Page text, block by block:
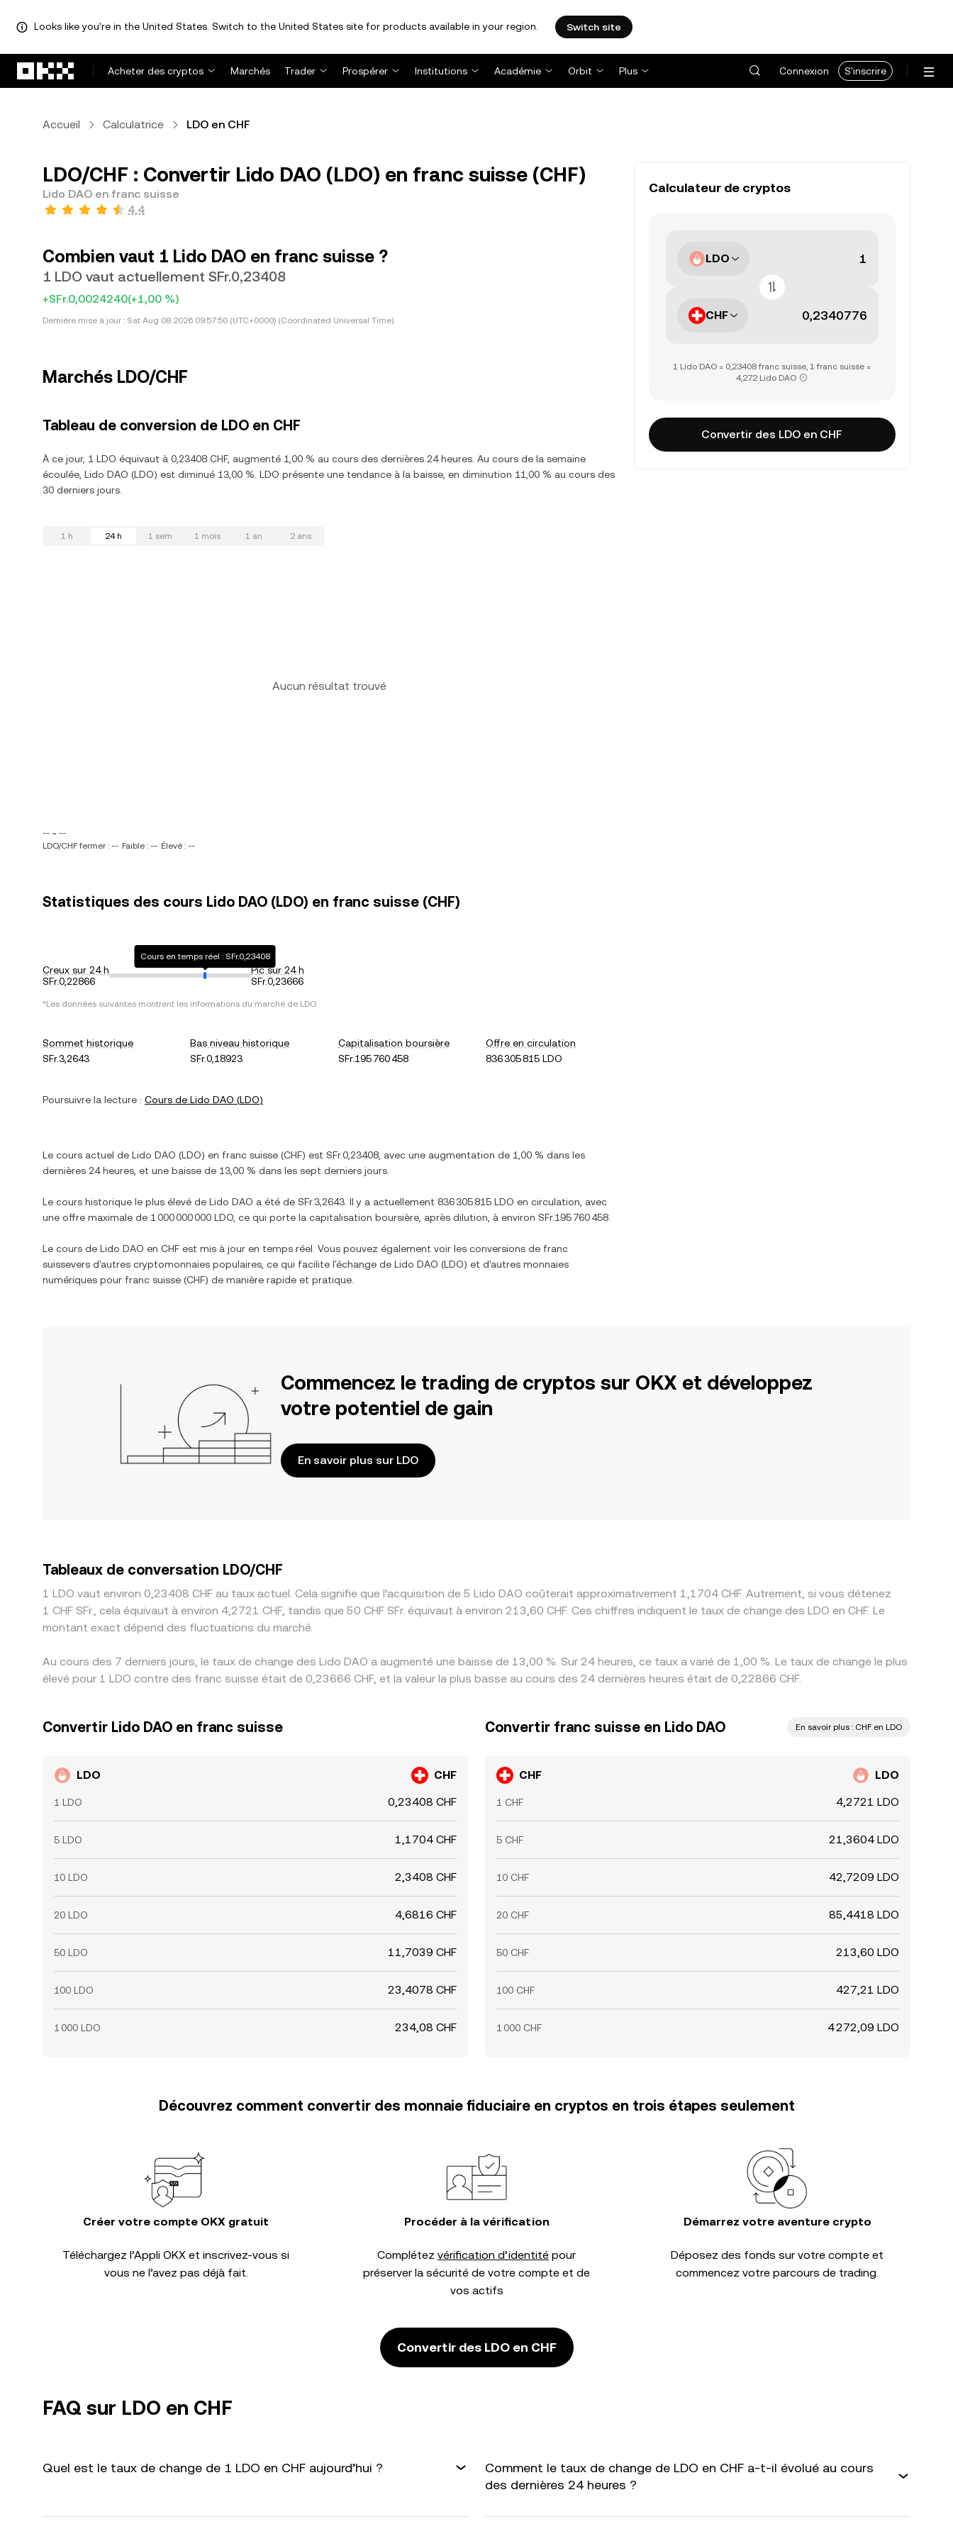
Looks like you're in the United States. Switch to the United States site for products available in your region. Switch site
Acheter des cryptos
Marchés Trader Prospérer Institutions Académie Orbit Plus Connexion S'inscrire
Accueil Calculatrice LDO en CHF
LDO/CHF : Convertir Lido DAO (LDO) en franc suisse (CHF)
Lido DAO en franc suisse
4,4
Combien vaut 1 Lido DAO en franc suisse ?
1 LDO vaut actuellement SFr.0,23408
+SFr.0,0024240(+1,00 %)
Dernière mise à jour : Sat Aug 08 2026 09:57:50 (UTC+0000) (Coordinated Universal Time)
Marchés LDO/CHF
Tableau de conversion de LDO en CHF
À ce jour, 1 LDO équivaut à 0,23408 CHF, augmenté 1,00 % au cours des dernières 24 heures. Au cours de la semaine
écoulée, Lido DAO (LDO) est diminué 13,00 %. LDO présente une tendance à la baisse, en diminution 11,00 % au cours des
30 derniers jours.
1 h 24 h 1 sem 1 mois 1 an 2 ans
Aucun résultat trouvé
-- ~ --
LDO/CHF fermer : -- Faible : -- Élevé : --
Statistiques des cours Lido DAO (LDO) en franc suisse (CHF)
Creux sur 24 h
SFr.0,22866
Cours en temps réel : SFr.0,23408
Pic sur 24 h
SFr.0,23666
*Les données suivantes montrent les informations du marché de LDO.
Sommet historique
SFr.3,2643
Bas niveau historique
SFr.0,18923
Capitalisation boursière
SFr.195 760 458
Offre en circulation
836 305 815 LDO
Poursuivre la lecture : Cours de Lido DAO (LDO)
Le cours actuel de Lido DAO (LDO) en franc suisse (CHF) est SFr.0,23408 , avec une augmentation de 1,00 % dans les
dernières 24 heures, et une baisse de 13,00 % dans les sept derniers jours.
Le cours historique le plus élevé de Lido DAO a été de SFr.3,2643 . Il y a actuellement 836 305 815 LDO en circulation, avec
une offre maximale de 1 000 000 000 LDO , ce qui porte la capitalisation boursière, après dilution, à environ SFr.195 760 458
Le cours de Lido DAO en CHF est mis à jour en temps réel. Vous pouvez également voir les conversions de franc
suissevers d'autres cryptomonnaies populaires, ce qui facilite l'échange de Lido DAO (LDO) et d'autres monnaies
numériques pour franc suisse (CHF) de manière rapide et pratique.
Calculateur de cryptos
LDO
CHF
1 Lido DAO = 0,23408 franc suisse, 1 franc suisse =
4,272 Lido DAO
Convertir des LDO en CHF
Commencez le trading de cryptos sur OKX et développez
votre potentiel de gain
En savoir plus sur LDO
Tableaux de conversation LDO/CHF
1 LDO vaut environ 0,23408 CHF au taux actuel. Cela signifie que l’acquisition de 5 Lido DAO coûterait approximativement 1,1704 CHF. Autrement, si vous détenez
1 CHF SFr., cela équivaut à environ 4,2721 CHF, tandis que 50 CHF SFr. équivaut à environ 213,60 CHF. Ces chiffres indiquent le taux de change des LDO en CHF. Le
montant exact dépend des fluctuations du marché.
Au cours des 7 derniers jours, le taux de change des Lido DAO a augmenté une baisse de 13,00 %. Sur 24 heures, ce taux a varié de 1,00 %. Le taux de change le plus
élevé pour 1 LDO contre des franc suisse était de 0,23666 CHF, et la valeur la plus basse au cours des 24 dernières heures était de 0,22866 CHF.
Convertir Lido DAO en franc suisse
LDO CHF
1 LDO 0,23408 CHF
5 LDO 1,1704 CHF
10 LDO 2,3408 CHF
20 LDO 4,6816 CHF
50 LDO 11,7039 CHF
100 LDO 23,4078 CHF
1 000 LDO 234,08 CHF
Convertir franc suisse en Lido DAO En savoir plus : CHF en LDO
CHF LDO
1 CHF 4,2721 LDO
5 CHF 21,3604 LDO
10 CHF 42,7209 LDO
20 CHF 85,4418 LDO
50 CHF 213,60 LDO
100 CHF 427,21 LDO
1 000 CHF 4 272,09 LDO
Découvrez comment convertir des monnaie fiduciaire en cryptos en trois étapes seulement
Créer votre compte OKX gratuit
Téléchargez l’Appli OKX et inscrivez-vous si
vous ne l’avez pas déjà fait.
Procéder à la vérification
Complétez vérification d’identité pour
préserver la sécurité de votre compte et de
vos actifs
Démarrez votre aventure crypto
Déposez des fonds sur votre compte et
commencez votre parcours de trading.
Convertir des LDO en CHF
FAQ sur LDO en CHF
Quel est le taux de change de 1 LDO en CHF aujourd’hui ?
Comment le taux de change de LDO en CHF a-t-il évolué au cours
des dernières 24 heures ?